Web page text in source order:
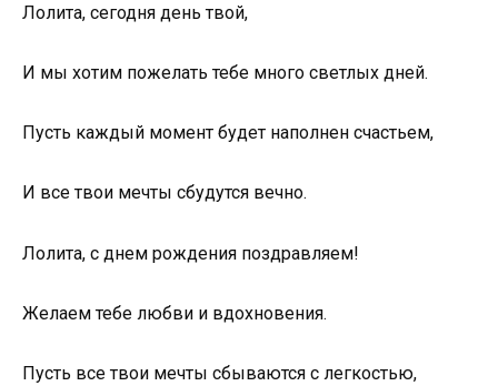
Лолита, сегодня день твой,
И мы хотим пожелать тебе много светлых дней.
Пусть каждый момент будет наполнен счастьем,
И все твои мечты сбудутся вечно.
Лолита, с днем рождения поздравляем!
Желаем тебе любви и вдохновения.
Пусть все твои мечты сбываются с легкостью,